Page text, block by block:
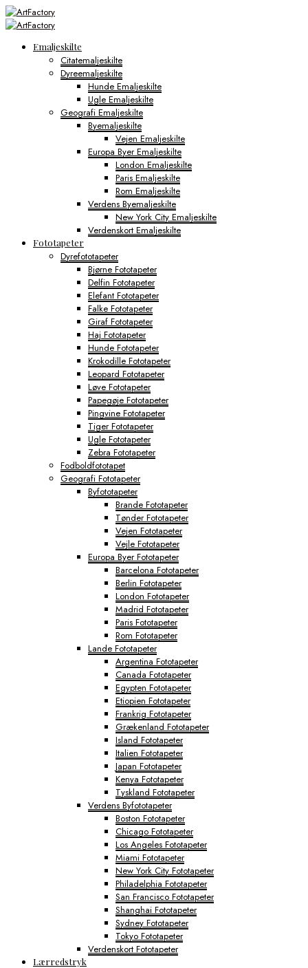
Emaljeskilte
Citatemaljeskilte
Dyreemaljeskilte
Hunde Emaljeskilte
Ugle Emaljeskilte
Geografi Emaljeskilte
Byemaljeskilte
Vejen Emaljeskilte
Europa Byer Emaljeskilte
London Emaljeskilte
Paris Emaljeskilte
Rom Emaljeskilte
Verdens Byemaljeskilte
New York City Emaljeskilte
Verdenskort Emaljeskilte
Fototapeter
Dyrefototapeter
Bjørne Fototapeter
Delfin Fototapeter
Elefant Fototapeter
Falke Fototapeter
Giraf Fototapeter
Haj Fototapeter
Hunde Fototapeter
Krokodille Fototapeter
Leopard Fototapeter
Løve Fototapeter
Papegøje Fototapeter
Pingvine Fototapeter
Tiger Fototapeter
Ugle Fototapeter
Zebra Fototapeter
Fodboldfototapet
Geografi Fototapeter
Byfototapeter
Brande Fototapeter
Tønder Fototapeter
Vejen Fototapeter
Vejle Fototapeter
Europa Byer Fototapeter
Barcelona Fototapeter
Berlin Fototapeter
London Fototapeter
Madrid Fototapeter
Paris Fototapeter
Rom Fototapeter
Lande Fototapeter
Argentina Fototapeter
Canada Fototapeter
Egypten Fototapeter
Etiopien Fototapeter
Frankrig Fototapeter
Grækenland Fototapeter
Island Fototapeter
Italien Fototapeter
Japan Fototapeter
Kenya Fototapeter
Tyskland Fototapeter
Verdens Byfototapeter
Boston Fototapeter
Chicago Fototapeter
Los Angeles Fototapeter
Miami Fototapeter
New York City Fototapeter
Philadelphia Fototapeter
San Francisco Fototapeter
Shanghai Fototapeter
Sydney Fototapeter
Tokyo Fototapeter
Verdenskort Fototapeter
Lærredstryk